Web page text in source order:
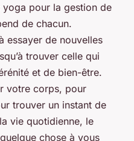
pour la gestion de
de chacun.
essayer de nouvelles
trouver celle qui
et de bien-être.
votre corps, pour
trouver un instant de
vie quotidienne, le
chose à vous